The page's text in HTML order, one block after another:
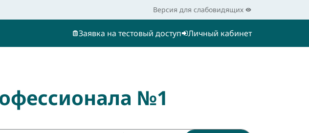
Версия для слабовидящих
Заявка на тестовый доступ Личный кабинет
№1